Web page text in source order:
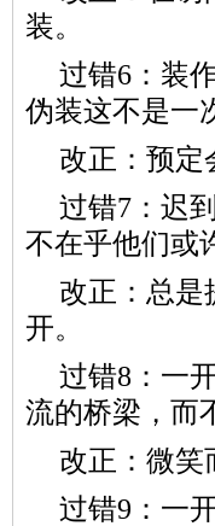
装。
过错6：装
伪装这不是一
改正：预定
过错7：迟
不在乎他们或
改正：总是
开。
过错8：一
流的桥梁，而
改正：微
过错9：一